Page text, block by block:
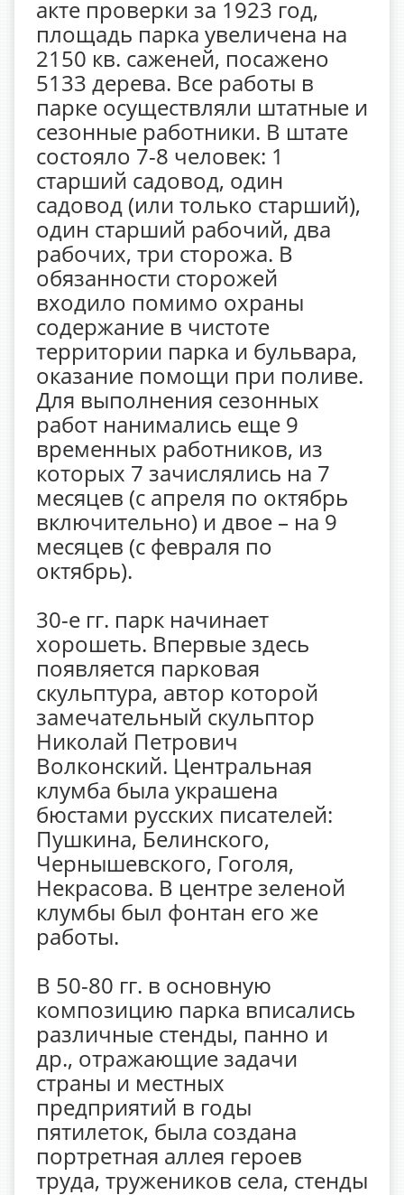
акте проверки за 1923 год,
площадь парка увеличена на
2150 кв. саженей, посажено
5133 дерева. Все работы в
парке осуществляли штатные и
сезонные работники. В штате
состояло 7-8 человек: 1
старший садовод, один
садовод (или только старший),
один старший рабочий, два
рабочих, три сторожа. В
обязанности сторожей
входило помимо охраны
содержание в чистоте
территории парка и бульвара,
оказание помощи при поливе.
Для выполнения сезонных
работ нанимались еще 9
временных работников, из
которых 7 зачислялись на 7
месяцев (с апреля по октябрь
включительно) и двое – на 9
месяцев (с февраля по
октябрь).
30-е гг. парк начинает
хорошеть. Впервые здесь
появляется парковая
скульптура, автор которой
замечательный скульптор
Николай Петрович
Волконский. Центральная
клумба была украшена
бюстами русских писателей:
Пушкина, Белинского,
Чернышевского, Гоголя,
Некрасова. В центре зеленой
клумбы был фонтан его же
работы.
В 50-80 гг. в основную
композицию парка вписались
различные стенды, панно и
др., отражающие задачи
страны и местных
предприятий в годы
пятилеток, была создана
портретная аллея героев
труда, тружеников села, стенды